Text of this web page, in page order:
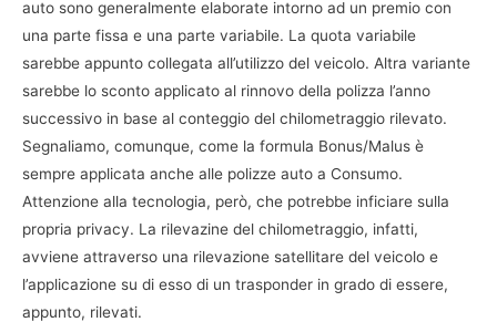
auto sono generalmente elaborate intorno ad un premio con
una parte fissa e una parte variabile. La quota variabile
sarebbe appunto collegata all’utilizzo del veicolo. Altra variante
sarebbe lo sconto applicato al rinnovo della polizza l’anno
successivo in base al conteggio del chilometraggio rilevato.
Segnaliamo, comunque, come la formula Bonus/Malus è
sempre applicata anche alle polizze auto a Consumo.
Attenzione alla tecnologia, però, che potrebbe inficiare sulla
propria privacy. La rilevazine del chilometraggio, infatti,
avviene attraverso una rilevazione satellitare del veicolo e
l’applicazione su di esso di un trasponder in grado di essere,
appunto, rilevati.